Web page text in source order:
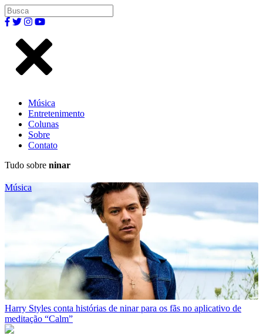
Música
Entretenimento
Colunas
Sobre
Contato
Tudo sobre ninar
Música
Harry Styles conta histórias de ninar para os fãs no aplicativo de
meditação “Calm”